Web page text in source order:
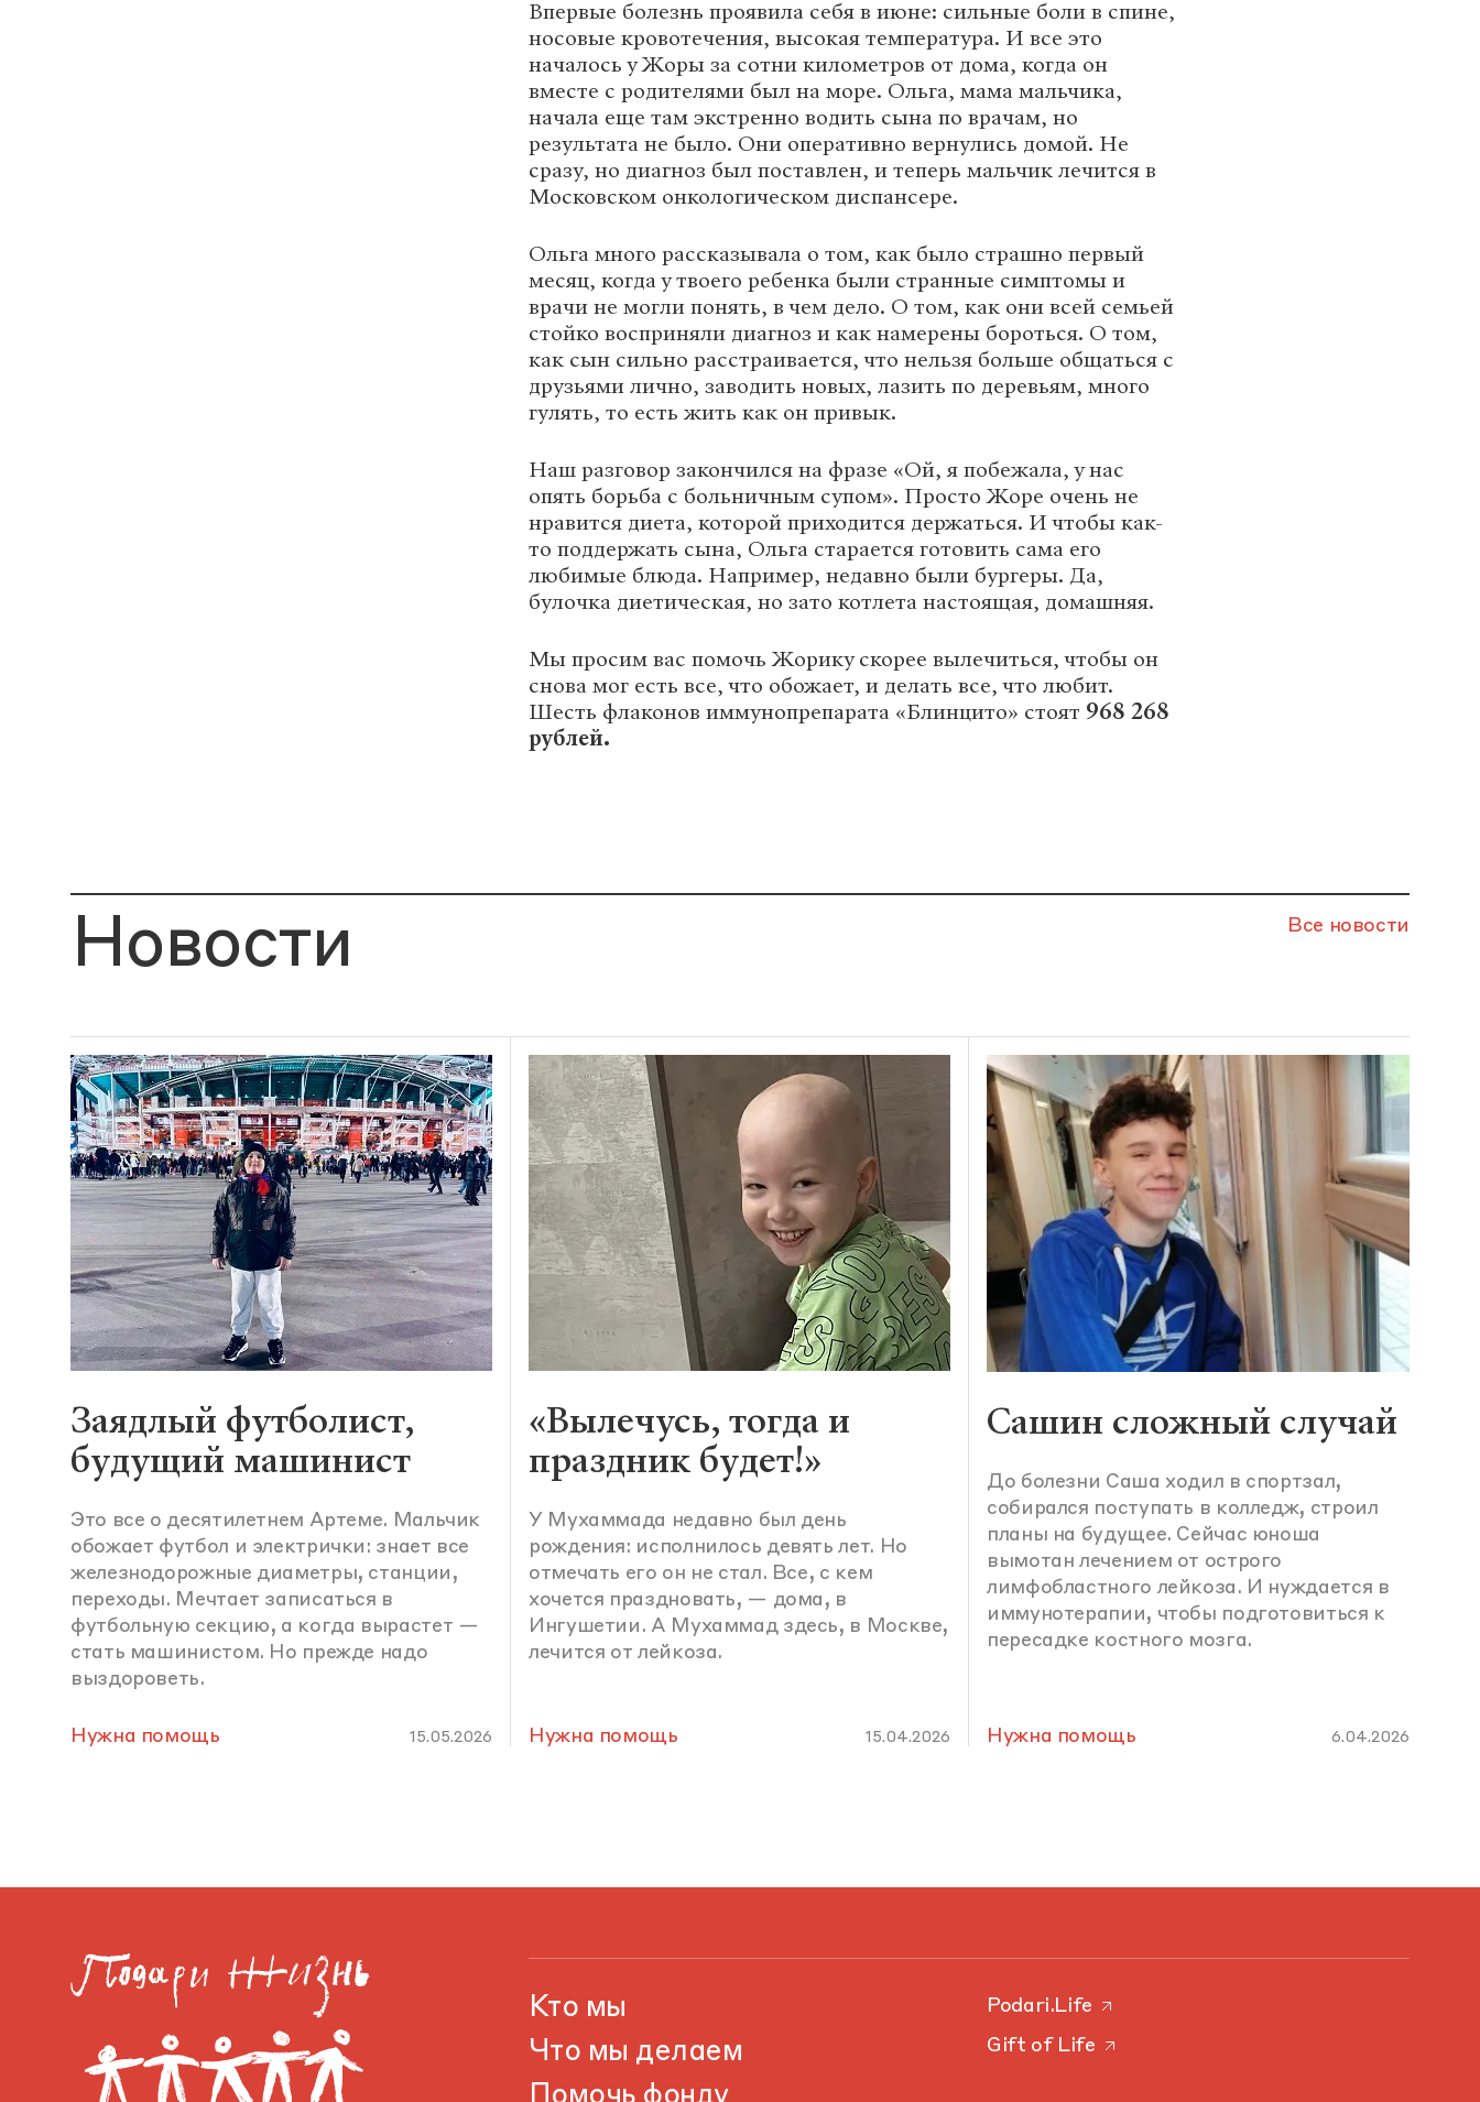
Впервые болезнь проявила себя в июне: сильные боли в спине,
носовые кровотечения, высокая температура. И все это
началось у Жоры за сотни километров от дома, когда он
вместе с родителями был на море. Ольга, мама мальчика,
начала еще там экстренно водить сына по врачам, но
результата не было. Они оперативно вернулись домой. Не
сразу, но диагноз был поставлен, и теперь мальчик лечится в
Московском онкологическом диспансере.
Ольга много рассказывала о том, как было страшно первый
месяц, когда у твоего ребенка были странные симптомы и
врачи не могли понять, в чем дело. О том, как они всей семьей
стойко восприняли диагноз и как намерены бороться. О том,
как сын сильно расстраивается, что нельзя больше общаться с
друзьями лично, заводить новых, лазить по деревьям, много
гулять, то есть жить как он привык.
Наш разговор закончился на фразе «Ой, я побежала, у нас
опять борьба с больничным супом». Просто Жоре очень не
нравится диета, которой приходится держаться. И чтобы как-
то поддержать сына, Ольга старается готовить сама его
любимые блюда. Например, недавно были бургеры. Да,
булочка диетическая, но зато котлета настоящая, домашняя.
Мы просим вас помочь Жорику скорее вылечиться, чтобы он
снова мог есть все, что обожает, и делать все, что любит.
Шесть флаконов иммунопрепарата «Блинцито» стоят 968 268
рублей.
Новости Все новости
Заядлый футболист,
будущий машинист
Это все о десятилетнем Артеме. Мальчик
обожает футбол и электрички: знает все
железнодорожные диаметры, станции,
переходы. Мечтает записаться в
футбольную секцию, а когда вырастет —
стать машинистом. Но прежде надо
выздороветь.
Нужна помощь 15.05.2026
«Вылечусь, тогда и
праздник будет!»
У Мухаммада недавно был день
рождения: исполнилось девять лет. Но
отмечать его он не стал. Все, с кем
хочется праздновать, — дома, в
Ингушетии. А Мухаммад здесь, в Москве,
лечится от лейкоза.
Нужна помощь 15.04.2026
Сашин сложный случай
До болезни Саша ходил в спортзал,
собирался поступать в колледж, строил
планы на будущее. Сейчас юноша
вымотан лечением от острого
лимфобластного лейкоза. И нуждается в
иммунотерапии, чтобы подготовиться к
пересадке костного мозга.
Нужна помощь 6.04.2026
Кто мы
Что мы делаем
Podari.Life
Gift of Life